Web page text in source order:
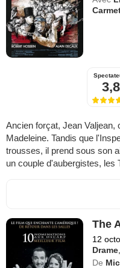
3,8
Ancien forçat, Jean Valjean,
Madeleine. Tandis que
trousses, il prend sous son
un couple d'aubergistes, les
The
12
Drame
De